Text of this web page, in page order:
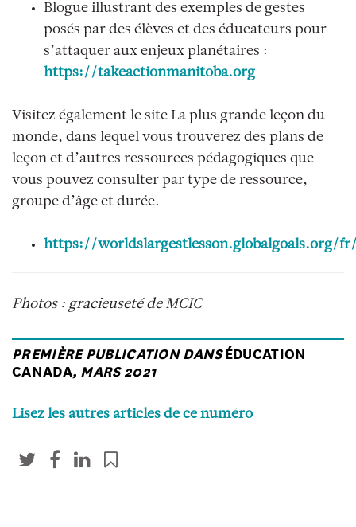
Blogue illustrant des exemples de gestes
posés par des élèves et des éducateurs pour
s’attaquer aux enjeux planétaires :
https://takeactionmanitoba.org
Visitez également le site La plus grande leçon du
monde, dans lequel vous trouverez des plans de
leçon et d’autres ressources pédagogiques que
vous pouvez consulter par type de ressource,
groupe d’âge et durée.
https://worldslargestlesson.globalgoals.org/
Photos : gracieuseté de MCIC
PREMIÈRE PUBLICATION DANSÉDUCATION
CANADA, MARS 2021
Lisez les autres articles de ce numéro